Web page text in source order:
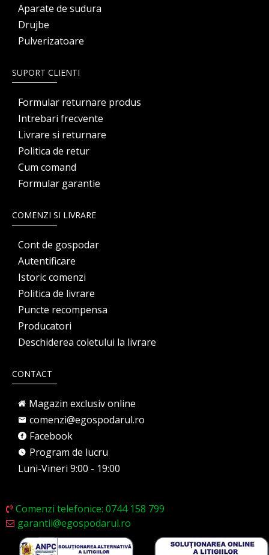
Aparate de sudura
Drujbe
Pulverizatoare
SUPORT CLIENTI
Formular returnare produs
Intrebari frecvente
Livrare si returnare
Politica de retur
Cum comand
Formular garantie
COMENZI SI LIVRARE
Cont de gospodar
Autentificare
Istoric comenzi
Politica de livrare
Puncte recompensa
Producatori
Deschiderea coletului la livrare
CONTACT
Magazin exclusiv online
comenzi@egospodarul.ro
Facebook
Program de lucru
Luni-Vineri 9:00 - 19:00
Comenzi telefonice: 0744 158 799
garantii@egospodarul.ro